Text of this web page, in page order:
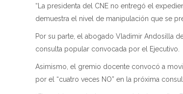
“La presidenta del CNE no entregó el
demuestra el nivel de manipulación que se
Por su parte, el abogado Vladimir Andosilla
consulta popular convocada por el Ejecutivo.
Asimismo, el gremio docente convocó a
por el “cuatro veces NO” en la próxima